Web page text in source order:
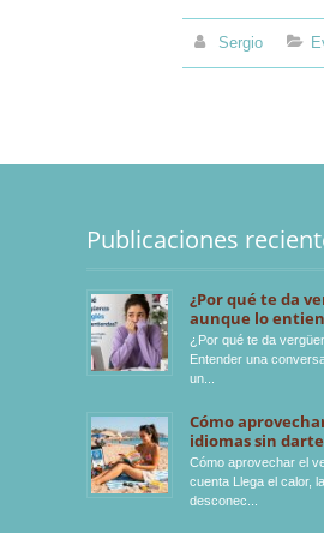
Sergio
Publicaciones
¿Por qué te da
aunque lo
¿Por qué te da
Entender una
un
Cómo
idiomas sin
Cómo aprovechar el
cuenta Llega el calor,
desconec